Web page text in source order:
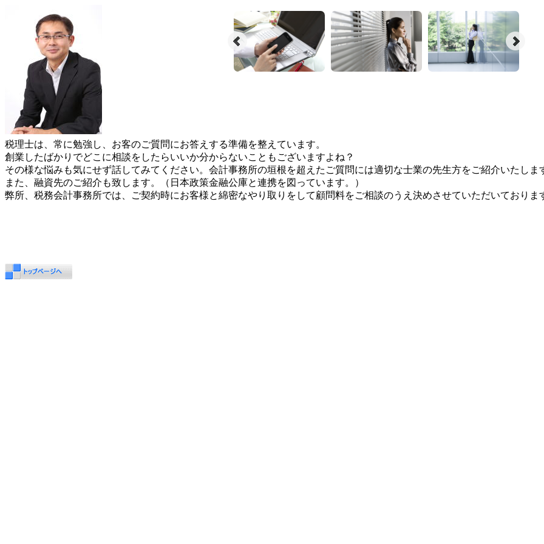
税理士は、常に勉強し、お客のご質問にお答えする準備を整えています。
創業したばかりでどこに相談をしたらいいか分からないこともございますよね？
その様な悩みも気にせず話してみてください。会計事務所の垣根を超えたご質問には適切な士業の先生方をご紹介いたしま
また、融資先のご紹介も致します。（日本政策金融公庫と連携を図っています。）
弊所、税務会計事務所では、ご契約時にお客様と綿密なやり取りをして顧問料をご相談のうえ決めさせていただいておりま